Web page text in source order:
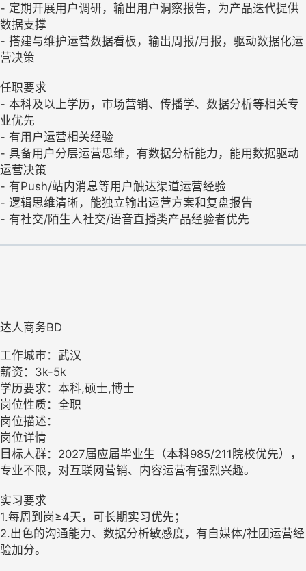
- 定期开展用户调研，输出用户洞察报告，为产品迭代提供
数据支撑
- 搭建与维护运营数据看板，输出周报/月报，驱动数据化运
营决策
任职要求
- 本科及以上学历，市场营销、传播学、数据分析等相关专
业优先
- 有用户运营相关经验
- 具备用户分层运营思维，有数据分析能力，能用数据驱动
运营决策
- 有Push/站内消息等用户触达渠道运营经验
- 逻辑思维清晰，能独立输出运营方案和复盘报告
- 有社交/陌生人社交/语音直播类产品经验者优先
达人商务BD
工作城市：武汉
薪资：3k-5k
学历要求：本科,硕士,博士
岗位性质：全职
岗位描述：
岗位详情
目标人群：2027届应届毕业生（本科985/211院校优先），
专业不限，对互联网营销、内容运营有强烈兴趣。
实习要求
1.每周到岗≥4天，可长期实习优先；
2.出色的沟通能力、数据分析敏感度，有自媒体/社团运营经
验加分。